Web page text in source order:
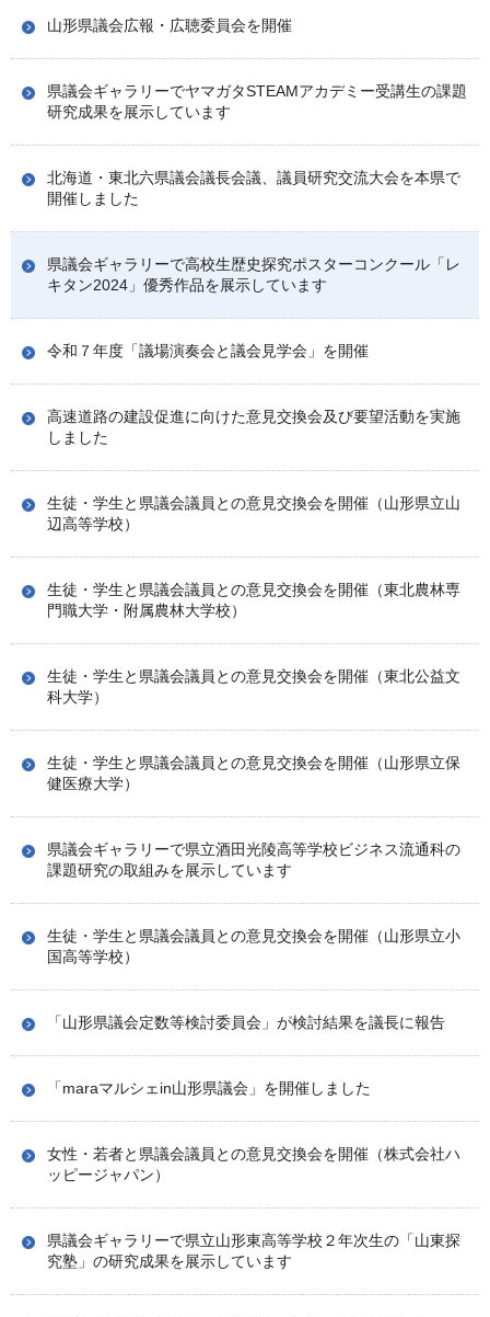
山形県議会広報・広聴委員会を開催
県議会ギャラリーでヤマガタSTEAMアカデミー受講生の課題
研究成果を展示しています
北海道・東北六県議会議長会議、議員研究交流大会を本県で
開催しました
県議会ギャラリーで高校生歴史探究ポスターコンクール「レ
キタン2024」優秀作品を展示しています
令和７年度「議場演奏会と議会見学会」を開催
高速道路の建設促進に向けた意見交換会及び要望活動を実施
しました
生徒・学生と県議会議員との意見交換会を開催（山形県立山
辺高等学校）
生徒・学生と県議会議員との意見交換会を開催（東北農林専
門職大学・附属農林大学校）
生徒・学生と県議会議員との意見交換会を開催（東北公益文
科大学）
生徒・学生と県議会議員との意見交換会を開催（山形県立保
健医療大学）
県議会ギャラリーで県立酒田光陵高等学校ビジネス流通科の
課題研究の取組みを展示しています
生徒・学生と県議会議員との意見交換会を開催（山形県立小
国高等学校）
「山形県議会定数等検討委員会」が検討結果を議長に報告
「maraマルシェin山形県議会」を開催しました
女性・若者と県議会議員との意見交換会を開催（株式会社ハ
ッピージャパン）
県議会ギャラリーで県立山形東高等学校２年次生の「山東探
究塾」の研究成果を展示しています